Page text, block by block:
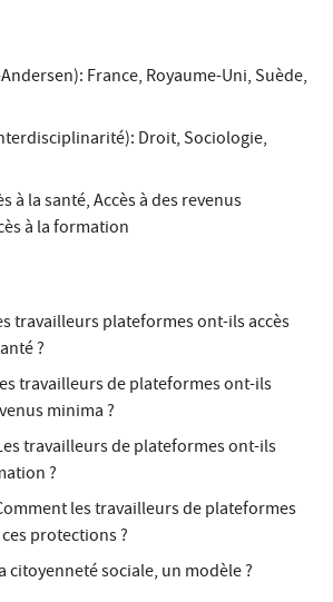
France, Royaume-Uni, Suède,
Droit, Sociologie,
à la santé, Accès à des revenus
à la formation
travailleurs plateformes ont-ils accès
?
travailleurs de plateformes ont-ils
minima ?
travailleurs de plateformes ont-ils
?
les travailleurs de plateformes
protections ?
citoyenneté sociale, un modèle ?